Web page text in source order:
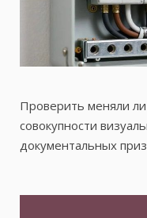
Проверить меняли
совокупности
документальных